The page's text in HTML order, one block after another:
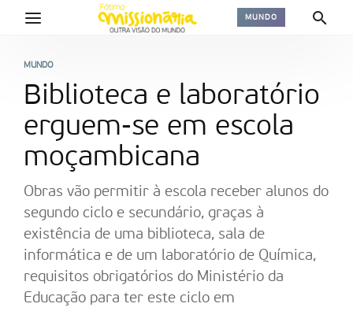
MUNDO
MUNDO
Biblioteca e laboratório
erguem-se em escola
moçambicana
Obras vão permitir à escola receber alunos do
segundo ciclo e secundário, graças à
existência de uma biblioteca, sala de
informática e de um laboratório de Química,
requisitos obrigatórios do Ministério da
Educação para ter este ciclo em